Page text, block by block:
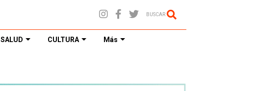
BUSCAR
SALUD CULTURA Más